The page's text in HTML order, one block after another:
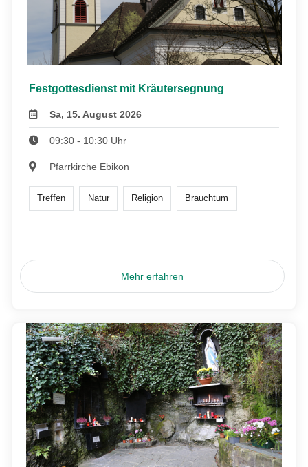
Festgottesdienst mit Kräutersegnung
Sa, 15. August 2026
09:30 - 10:30 Uhr
Pfarrkirche Ebikon
Treffen Natur Religion Brauchtum
Mehr erfahren